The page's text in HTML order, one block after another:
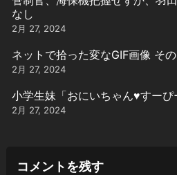
なし
2月 27, 2024
ネットで拾った変なGIF画像 そ
2月 27, 2024
小学生妹「おにいちゃん♥️すーぴ
2月 27, 2024
コメントを残す